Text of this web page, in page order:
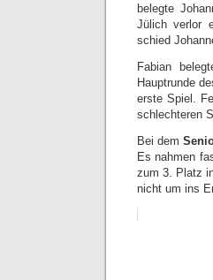
belegte
Jülich verlor
schied
Fabian
Hauptrunde
erste Spiel.
schlechteren
Bei dem
Es nahmen
zum 3. Platz
nicht um ins